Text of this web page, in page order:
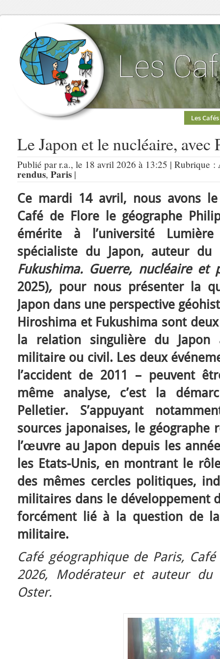
Les Cafés
Le Japon et le nucléaire,
Publié par r.a., le 18 avril 2026 à 13:25 | Rubrique :
rendus, Paris |
Ce mardi 14 avril, nous avons
Café de Flore le géographe
émérite à l’université
spécialiste du Japon, auteur
Fukushima. Guerre, nucléaire
2025), pour nous présenter la
Japon dans une perspective
Hiroshima et Fukushima sont
la relation singulière du Japon
militaire ou civil. Les deux
l’accident de 2011 – peuvent
même analyse, c’est la
Pelletier. S’appuyant
sources japonaises, le géographe
l’œuvre au Japon depuis les
les Etats-Unis, en montrant le
des mêmes cercles politiques,
militaires dans le développement
forcément lié à la question de
militaire.
Café géographique de Paris,
2026, Modérateur et auteur
Oster.